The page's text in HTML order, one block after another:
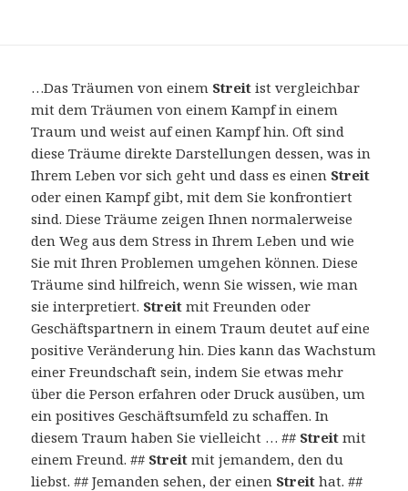
…Das Träumen von einem Streit ist vergleichbar
mit dem Träumen von einem Kampf in einem
Traum und weist auf einen Kampf hin. Oft sind
diese Träume direkte Darstellungen dessen, was in
Ihrem Leben vor sich geht und dass es einen Streit
oder einen Kampf gibt, mit dem Sie konfrontiert
sind. Diese Träume zeigen Ihnen normalerweise
den Weg aus dem Stress in Ihrem Leben und wie
Sie mit Ihren Problemen umgehen können. Diese
Träume sind hilfreich, wenn Sie wissen, wie man
sie interpretiert. Streit mit Freunden oder
Geschäftspartnern in einem Traum deutet auf eine
positive Veränderung hin. Dies kann das Wachstum
einer Freundschaft sein, indem Sie etwas mehr
über die Person erfahren oder Druck ausüben, um
ein positives Geschäftsumfeld zu schaffen. In
diesem Traum haben Sie vielleicht … ## Streit mit
einem Freund. ## Streit mit jemandem, den du
liebst. ## Jemanden sehen, der einen Streit hat. ##